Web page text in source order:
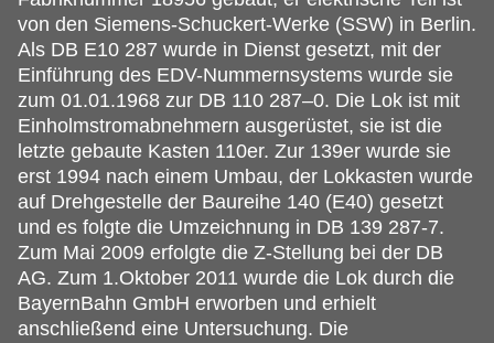
von den Siemens-Schuckert-Werke (SSW) in Berlin.
Als DB E10 287 wurde in Dienst gesetzt, mit der
Einführung des EDV-Nummernsystems wurde sie
zum 01.01.1968 zur DB 110 287–0. Die Lok ist mit
Einholmstromabnehmern ausgerüstet, sie ist die
letzte gebaute Kasten 110er. Zur 139er wurde sie
erst 1994 nach einem Umbau, der Lokkasten wurde
auf Drehgestelle der Baureihe 140 (E40) gesetzt
und es folgte die Umzeichnung in DB 139 287-7.
Zum Mai 2009 erfolgte die Z-Stellung bei der DB
AG. Zum 1.Oktober 2011 wurde die Lok durch die
BayernBahn GmbH erworben und erhielt
anschließend eine Untersuchung. Die